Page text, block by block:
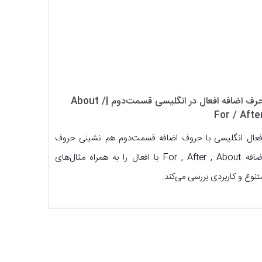
حرف اضافه افعال در انگلیسی قسمت‌دوم |‌About /
For /
انگلیسی با حروف‌ اضافه قسمت‌دوم هم نشینی حروف
اضافه For , After , About با افعال را به همراه مثال‌های
و کاربردی بررسی می‌کند.